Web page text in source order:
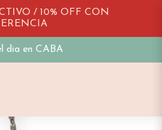
/ 10% OFF CON
dia en CABA